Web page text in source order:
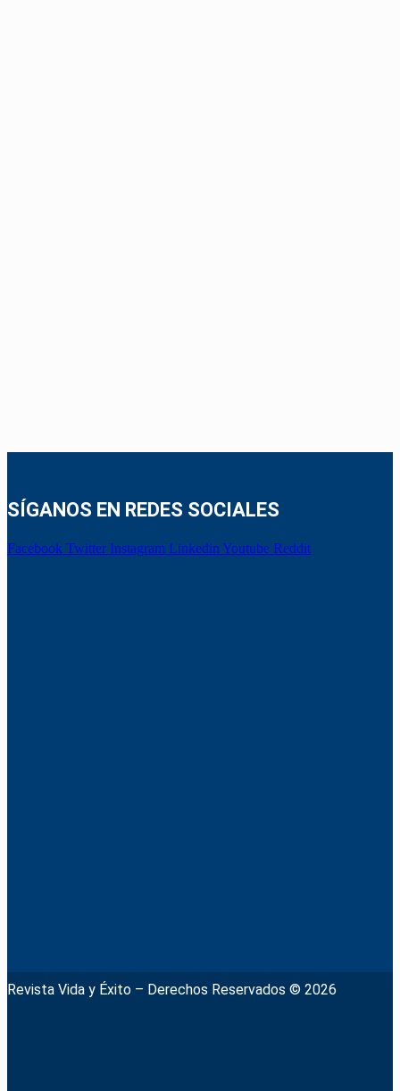
SÍGANOS EN REDES SOCIALES
Facebook Twitter Instagram Linkedin Youtube Reddit
Revista Vida y Éxito – Derechos Reservados © 2026